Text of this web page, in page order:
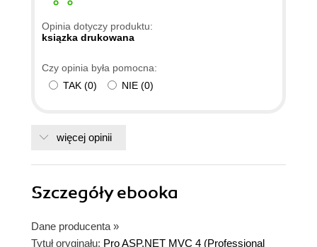
Opinia dotyczy produktu:
ksiązka drukowana
Czy opinia była pomocna:
TAK (0) NIE (0)
więcej opinii
Szczegółyebooka
Dane producenta »
Tytuł oryginału: Pro ASP.NET MVC 4 (Professional